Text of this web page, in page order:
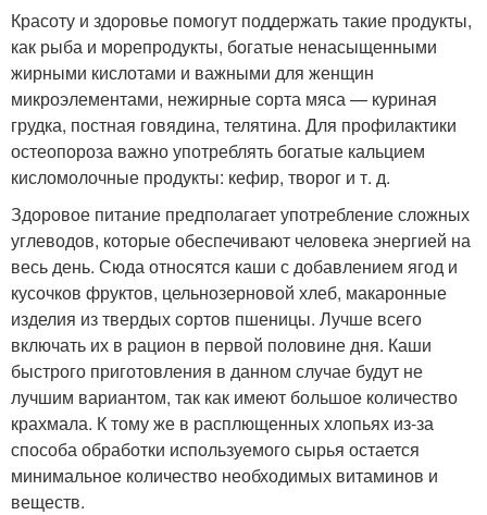
Красоту и здоровье помогут поддержать такие продукты,
как рыба и морепродукты, богатые ненасыщенными
жирными кислотами и важными для женщин
микроэлементами, нежирные сорта мяса — куриная
грудка, постная говядина, телятина. Для профилактики
остеопороза важно употреблять богатые кальцием
кисломолочные продукты: кефир, творог и т. д.
Здоровое питание предполагает употребление сложных
углеводов, которые обеспечивают человека энергией на
весь день. Сюда относятся каши с добавлением ягод и
кусочков фруктов, цельнозерновой хлеб, макаронные
изделия из твердых сортов пшеницы. Лучше всего
включать их в рацион в первой половине дня. Каши
быстрого приготовления в данном случае будут не
лучшим вариантом, так как имеют большое количество
крахмала. К тому же в расплющенных хлопьях из-за
способа обработки используемого сырья остается
минимальное количество необходимых витаминов и
веществ.